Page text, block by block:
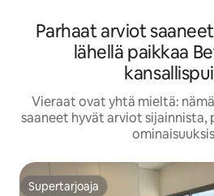
Parhaat arviot
lähellä paikkaa
Vieraat ovat yhtä mieltä:
saaneet hyvät arviot sijainnista,
Supertarjoaja